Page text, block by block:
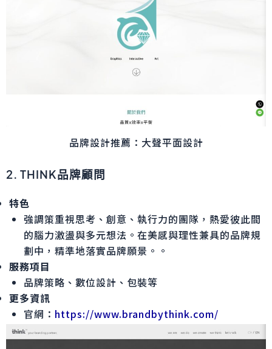
品牌設計推薦：大聲平面設計
2. THINK品牌顧問
特色
強調策重視思考、創意、執行力的團隊，熱愛彼此間
的腦力激盪與多元想法。在美感與理性兼具的品牌規
劃中，精準地落實品牌願景。。
服務項目
品牌策略、數位設計、包裝等
更多資訊
官網： https://www.brandbythink.com/